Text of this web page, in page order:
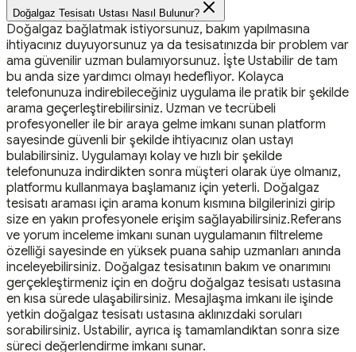
Doğalgaz Tesisatı Ustası Nasıl Bulunur?
Doğalgaz bağlatmak istiyorsunuz, bakım yapılmasına
ihtiyacınız duyuyorsunuz ya da tesisatınızda bir problem var
ama güvenilir uzman bulamıyorsunuz. İşte Ustabilir de tam
bu anda size yardımcı olmayı hedefliyor. Kolayca
telefonunuza indirebileceğiniz uygulama ile pratik bir şekilde
arama geçerleştirebilirsiniz. Uzman ve tecrübeli
profesyoneller ile bir araya gelme imkanı sunan platform
sayesinde güvenli bir şekilde ihtiyacınız olan ustayı
bulabilirsiniz. Uygulamayı kolay ve hızlı bir şekilde
telefonunuza indirdikten sonra müşteri olarak üye olmanız,
platformu kullanmaya başlamanız için yeterli. Doğalgaz
tesisatı araması için arama konum kısmına bilgilerinizi girip
size en yakın profesyonele erişim sağlayabilirsiniz.Referans
ve yorum inceleme imkanı sunan uygulamanın filtreleme
özelliği sayesinde en yüksek puana sahip uzmanları anında
inceleyebilirsiniz. Doğalgaz tesisatının bakım ve onarımını
gerçekleştirmeniz için en doğru doğalgaz tesisatı ustasına
en kısa sürede ulaşabilirsiniz. Mesajlaşma imkanı ile işinde
yetkin doğalgaz tesisatı ustasına aklınızdaki soruları
sorabilirsiniz. Ustabilir, ayrıca iş tamamlandıktan sonra size
süreci değerlendirme imkanı sunar.